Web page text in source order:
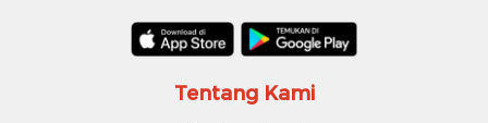
Tentang Kami